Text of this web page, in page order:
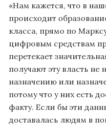
«Нам кажется, что в
происходит
класса, прямо по
цифровым средствам
перетекает
получают эту власть
назначению или
потому что у них есть
факту. Если бы эти
доставалась людям в